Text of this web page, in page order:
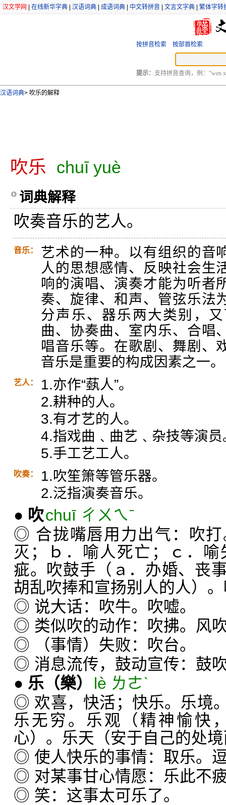
汉文学网 在线新华字典 汉语词典 成语词典 中文转拼音 文言文字典 繁体字转
按拼音检索 按部首检索
提示： 支持拼音查询，例：“wen
汉语词典> 吹乐的解释
吹乐 chuī yuè
词典解释
吹奏音乐的艺人。
音乐：
艺术的一种。以有组织的音
人的思想感情、反映社会生
响的演唱、演奏才能为听者
奏、旋律、和声、管弦乐法
分声乐、器乐两大类别，
曲、协奏曲、室内乐、合唱
唱音乐等。在歌剧、舞剧、
音乐是重要的构成因素之一。
艺人：
1.亦作“蓺人”。
2.耕种的人。
3.有才艺的人。
4.指戏曲﹑曲艺﹑杂技等演员
5.手工艺工人。
吹奏：
1.吹笙箫等管乐器。
2.泛指演奏音乐。
● 吹chuī ㄔㄨㄟˉ
◎ 合拢嘴唇用力出气：吹
灭；ｂ．喻人死亡；ｃ．
疵。吹鼓手（ａ．办婚、丧
胡乱吹捧和宣扬别人的人）
◎ 说大话：吹牛。吹嘘。
◎ 类似吹的动作：吹拂。风
◎ （事情）失败：吹台。
◎ 消息流传，鼓动宣传：鼓
● 乐 （樂）
lè ㄌㄜˋ
◎ 欢喜，快活；快乐。乐境
乐无穷。乐观（精神愉快
心）。乐天（安于自己的处
◎ 使人快乐的事情：取乐。
◎ 对某事甘心情愿：乐此不
◎ 笑：这事太可乐了。